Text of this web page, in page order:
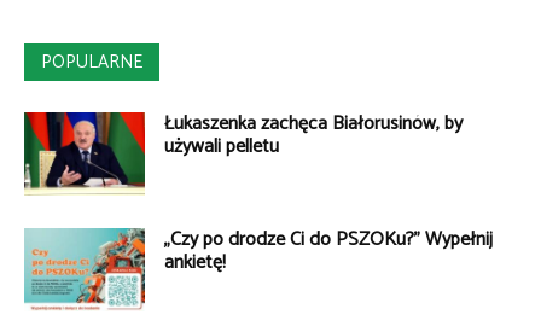
POPULARNE
Łukaszenka zachęca Białorusinów, by
używali pelletu
„Czy po drodze Ci do PSZOKu?” Wypełnij
ankietę!